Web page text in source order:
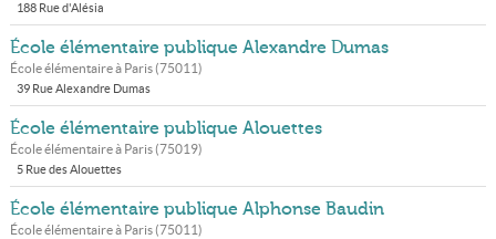
188 Rue d'Alésia
École élémentaire publique Alexandre Dumas
École élémentaire à Paris(75011)
39 Rue Alexandre Dumas
École élémentaire publique Alouettes
École élémentaire à Paris(75019)
5 Rue des Alouettes
École élémentaire publique Alphonse Baudin
École élémentaire à Paris(75011)